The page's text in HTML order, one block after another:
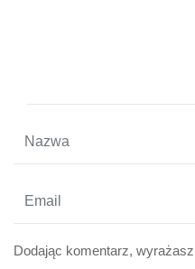
Dodając komentarz,